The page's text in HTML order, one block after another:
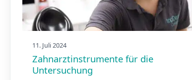
11. Juli 2024
Zahnarztinstrumente für die
Untersuchung